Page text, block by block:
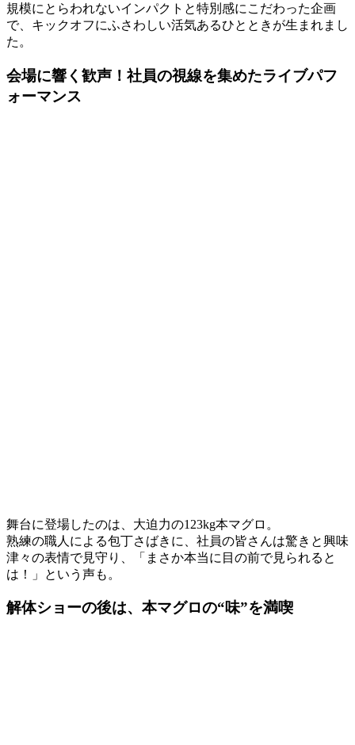
規模にとらわれないインパクトと特別感にこだわった企画
で、キックオフにふさわしい活気あるひとときが生まれまし
た。
会場に響く歓声！社員の視線を集めたライブパフ
ォーマンス
舞台に登場したのは、大迫力の123kg本マグロ。
熟練の職人による包丁さばきに、社員の皆さんは驚きと興味
津々の表情で見守り、「まさか本当に目の前で見られると
は！」という声も。
解体ショーの後は、本マグロの“味”を満喫